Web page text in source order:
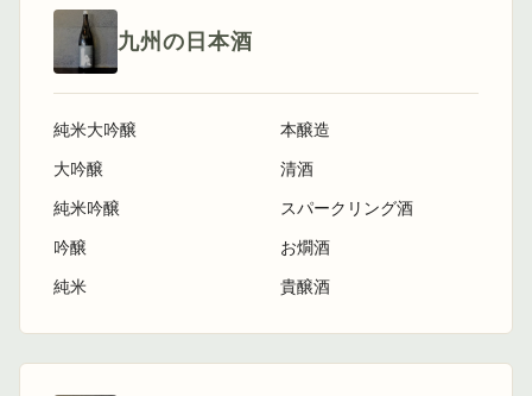
九州の日本酒
純米大吟醸
大吟醸
純米吟醸
吟醸
純米
本醸造
清酒
スパークリング酒
お燗酒
貴醸酒